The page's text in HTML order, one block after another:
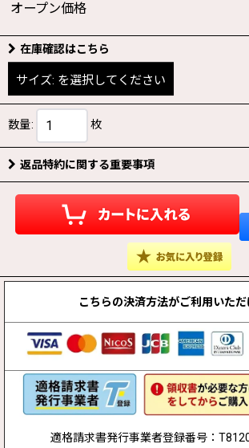
オープン価格
在庫確認はこちら
サイズ: を選択してください
数量: 枚
返品特約に関する重要事項
こちらの決済方法がご利用いた
適格請求書発行事業者登録番号：